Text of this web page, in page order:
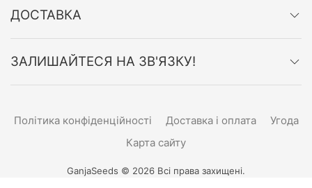
ДОСТАВКА
ЗАЛИШАЙТЕСЯ НА ЗВ'ЯЗКУ!
Політика конфіденційності Доставка і оплата
Угода
Карта сайту
GanjaSeeds © 2026 Всі права захищені.